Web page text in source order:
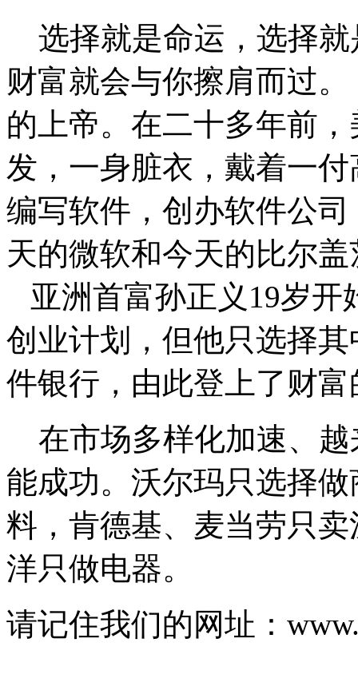
选择就是命运，选择就
财富就会与你擦肩而过
的上帝。在二十多年前
发，一身脏衣，戴着一
编写软件，创办软件公
天的微软和今天的比尔盖
亚洲首富孙正义19岁开
创业计划，但他只选择
件银行，由此登上了财
在市场多样化加速、越
能成功。沃尔玛只选择
料，肯德基、麦当劳只
洋只做电器。
请记住我们的网址：